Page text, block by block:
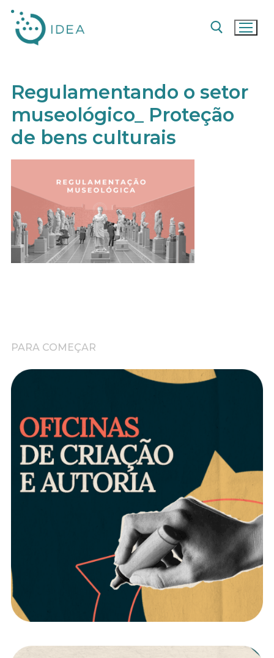
Pular
para
Regulamentando o setor
museológico_ Proteção
de bens culturais
PARA COMEÇAR